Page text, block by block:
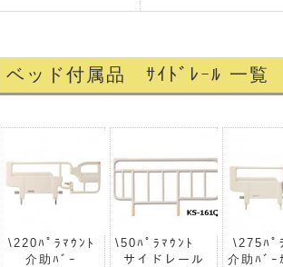
ベッド付属品 ｻｲﾄﾞﾚｰﾙ 一覧
\220ﾊﾟﾗﾏｳﾝﾄ
介助ﾊﾞｰ
\50ﾊﾟﾗﾏｳﾝﾄ
サイドレール
\275ﾊﾟ
介助ﾊﾞｰ